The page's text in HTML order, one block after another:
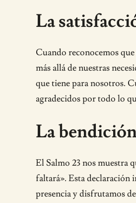
La
Cuando reconocemos
más allá de nuestras
que tiene para nosotros.
agradecidos por todo lo
La
El Salmo 23 nos muestra
faltará». Esta declaración
presencia y disfrutamos